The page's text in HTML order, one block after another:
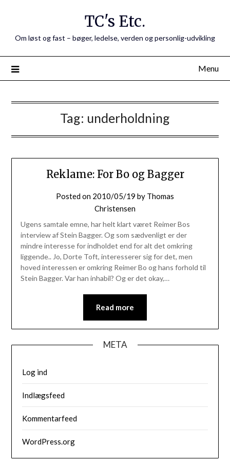
TC's Etc.
Om løst og fast – bøger, ledelse, verden og personlig-udvikling
Menu
Tag: underholdning
Reklame: For Bo og Bagger
Posted on 2010/05/19 by Thomas
Christensen
Ugens samtale emne, har helt klart været Reimer Bos
interview af Stein Bagger. Og som sædvenligt er der
mindre interesse for indholdet end for alt det omkring
liggende.. Jo, Dorte Toft, interesserer sig for det, men
hoved interessen er omkring Reimer Bo og hans forhold til
Stein Bagger. Var han inhabil? Og er det okay,…
Read more
META
Log ind
Indlægsfeed
Kommentarfeed
WordPress.org